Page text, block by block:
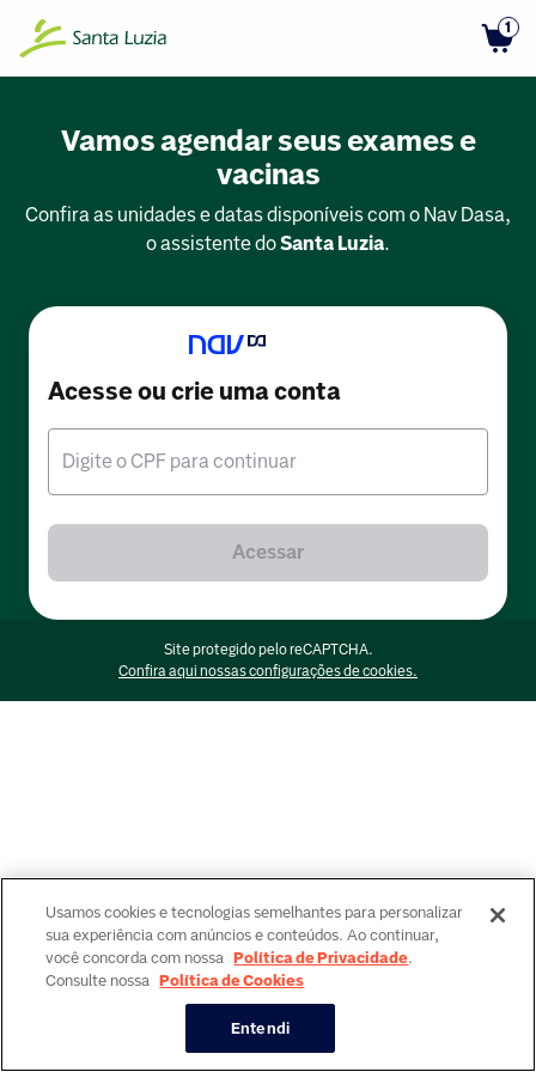
1
Vamos agendar seus exames e
vacinas
Confira as unidades e datas disponíveis com o Nav Dasa,
o assistente doSanta Luzia.
Acesse ou crie uma conta
Digite o CPF para continuar
Acessar
Site protegido pelo reCAPTCHA.
Confira aqui nossas configurações de cookies.
Usamos cookies e tecnologias semelhantes para personalizar
sua experiência com anúncios e conteúdos. Ao continuar,
você concorda com nossa Política de Privacidade.
Consulte nossa Política de Cookies
Entendi